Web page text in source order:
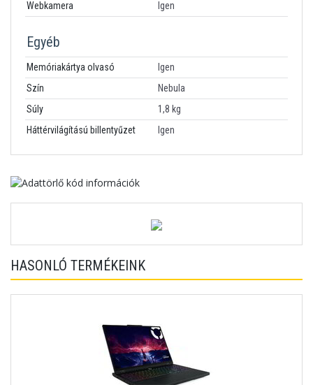
Webkamera Igen
Egyéb
Memóriakártya olvasó
Igen
Szín
Nebula
Súly
1,8 kg
Háttérvilágítású billentyűzet
Igen
HASONLÓ TERMÉKEINK